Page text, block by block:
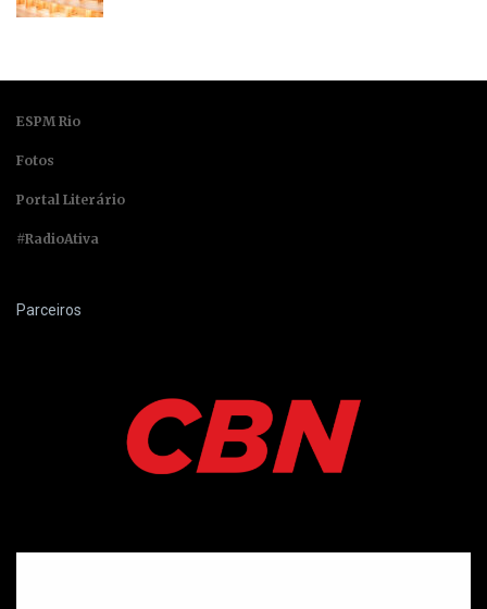
ESPM Rio
Fotos
Portal Literário
#RadioAtiva
Parceiros